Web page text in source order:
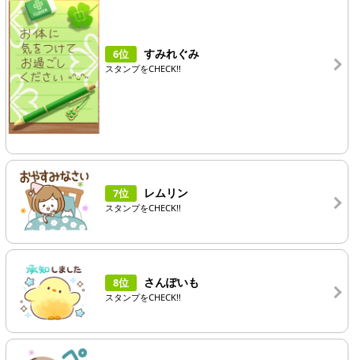
6位 すみれぐみ
スタンプをCHECK!!
7位 レムリン
スタンプをCHECK!!
8位 さんぽいも
スタンプをCHECK!!